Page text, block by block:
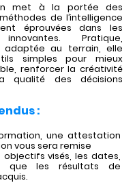
met à la portée des
de l’intelligence
éprouvées dans les
Pratique,
au terrain, elle
simples pour mieux
renforcer la créativité
qualité des décisions
:
une attestation
vous sera remise
objectifs visés, les dates,
que les résultats de